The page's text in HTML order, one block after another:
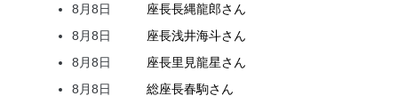
8月8日
座長長縄龍郎さん
8月8日
座長浅井海斗さん
8月8日
座長里見龍星さん
8月8日
総座長春駒さん